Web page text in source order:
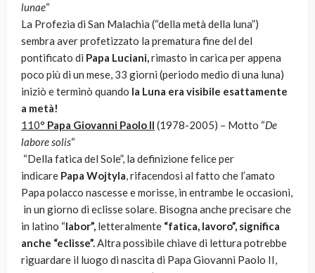
lunae“
La Profezia di San Malachia (“della metà della luna”)
sembra aver profetizzato la prematura fine del del
pontificato di Papa Luciani,rimasto in carica per appena
poco più di un mese, 33 giorni (periodo medio di una luna)
iniziò e terminò quando la Luna era visibile esattamente
a metà!
110° Papa Giovanni Paolo II (1978-2005) – Motto “De
labore solis“
“Della fatica del Sole”, la definizione felice per
indicare Papa Wojtyla, rifacendosi al fatto che l’amato
Papa polacco nascesse e morisse, in entrambe le occasioni,
in un giorno di eclisse solare. Bisogna anche precisare che
in latino “labor”, letteralmente “fatica, lavoro”, significa
anche “eclisse”.Altra possibile chiave di lettura potrebbe
riguardare il luogo di nascita di Papa Giovanni Paolo II,